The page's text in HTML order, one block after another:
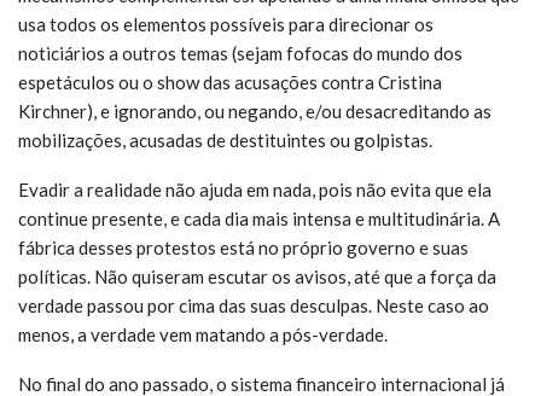
usa todos os elementos possíveis para direcionar os
noticiários a outros temas (sejam fofocas do mundo dos
espetáculos ou o show das acusações contra Cristina
Kirchner), e ignorando, ou negando, e/ou desacreditando as
mobilizações, acusadas de destituintes ou golpistas.
Evadir a realidade não ajuda em nada, pois não evita que ela
continue presente, e cada dia mais intensa e multitudinária. A
fábrica desses protestos está no próprio governo e suas
políticas. Não quiseram escutar os avisos, até que a força da
verdade passou por cima das suas desculpas. Neste caso ao
menos, a verdade vem matando a pós-verdade.
No final do ano passado, o sistema financeiro internacional já